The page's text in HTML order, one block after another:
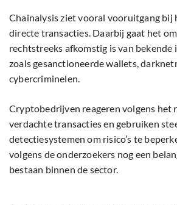
Chainalysis ziet vooral vooruitgang bij
directe transacties. Daarbij gaat het
rechtstreeks afkomstig is van bekende
zoals gesanctioneerde wallets,
cybercriminelen.
Cryptobedrijven reageren volgens het
verdachte transacties en gebruiken
detectiesystemen om risico’s te
volgens de onderzoekers nog een
bestaan binnen de sector.